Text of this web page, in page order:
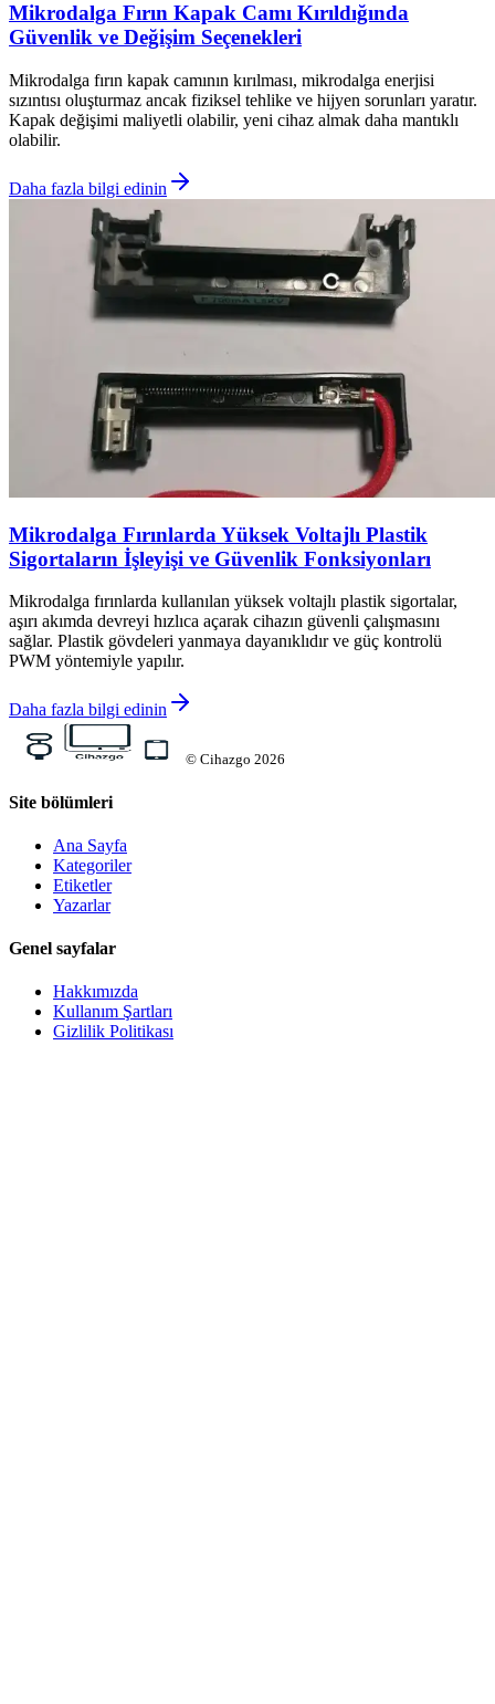
Mikrodalga Fırın Kapak Camı Kırıldığında
Güvenlik ve Değişim Seçenekleri
Mikrodalga fırın kapak camının kırılması, mikrodalga enerjisi
sızıntısı oluşturmaz ancak fiziksel tehlike ve hijyen sorunları yaratır.
Kapak değişimi maliyetli olabilir, yeni cihaz almak daha mantıklı
olabilir.
Daha fazla bilgi edinin
Mikrodalga Fırınlarda Yüksek Voltajlı Plastik
Sigortaların İşleyişi ve Güvenlik Fonksiyonları
Mikrodalga fırınlarda kullanılan yüksek voltajlı plastik sigortalar,
aşırı akımda devreyi hızlıca açarak cihazın güvenli çalışmasını
sağlar. Plastik gövdeleri yanmaya dayanıklıdır ve güç kontrolü
PWM yöntemiyle yapılır.
Daha fazla bilgi edinin
© Cihazgo 2026
Site bölümleri
Ana Sayfa
Kategoriler
Etiketler
Yazarlar
Genel sayfalar
Hakkımızda
Kullanım Şartları
Gizlilik Politikası